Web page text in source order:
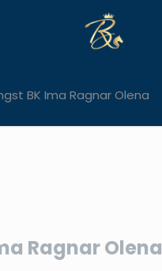
BK Ima Ragnar Olena
Ragnar Olena